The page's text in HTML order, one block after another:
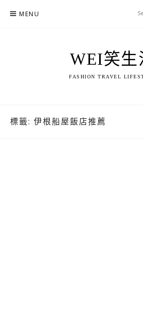
MENU
WEI笑生
FASHION TRAVEL
標籤: 伊根船屋飯店推薦